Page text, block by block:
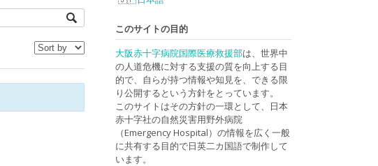
このサイトの目的
大阪赤十字病院国際医療救援部は、世界中
の人道危機に対する支援の質を向上する目
的で、自らが持つ情報や知見を、できる限
り公開するという方針をとっています。
このサイトはその方針の一環として、日本
赤十字社の自然災害用野外病院
（Emergency Hospital）の情報を広く一般
に共有する目的で日英二カ国語で制作して
います。